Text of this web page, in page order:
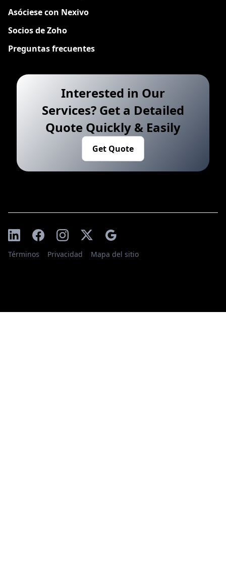
Asóciese con Nexivo
Socios de Zoho
Preguntas frecuentes
Interested in Our
Services? Get a Detailed
Quote Quickly & Easily
Get Quote
Términos Privacidad Mapa del sitio